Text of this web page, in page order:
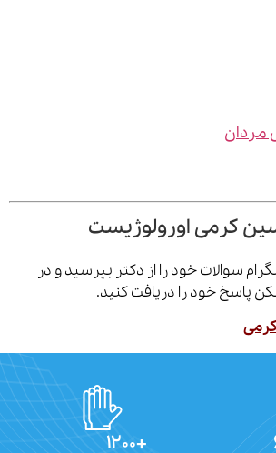
اورولوژیست
خود را از دکتر بپرسید و در
خود را دریافت کنید.